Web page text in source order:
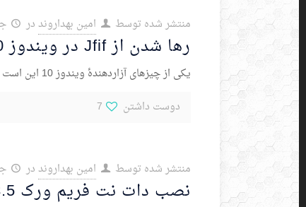
منتشر شده توسط امین بهدارونددر
رها شدن از Jfif در ویندوز 10 Windows
یکی از چیزهای آزاردهندۀ ویندوز 10 این است که وقتی عکس های مرورگر را save as می کنیم با پسوند jfif ذخیره می شوند. این پسوند
دوست داشتن
7
منتشر شده توسط امین بهدارونددر
نصب دات نت فریم ورک 3.5 بصورت آفلاین در ویندوز 10